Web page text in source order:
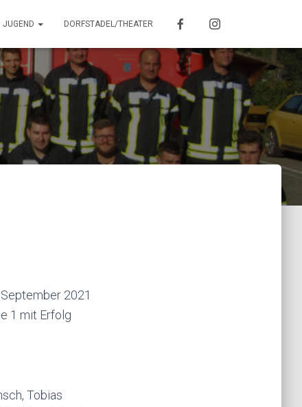
JUGEND DORFSTADEL/THEATER
2021
1 mit Erfolg
Tobias